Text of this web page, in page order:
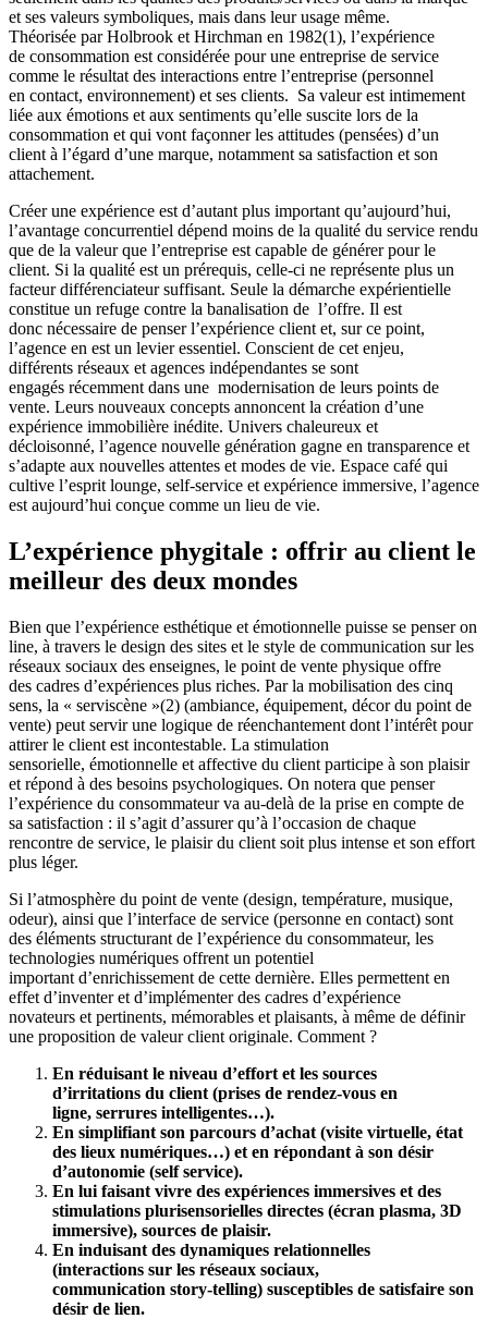
et ses valeurs symboliques, mais dans leur usage même.
Théorisée par Holbrook et Hirchman en 1982(1), l’expérience
de consommation est considérée pour une entreprise de service
comme le résultat des interactions entre l’entreprise (personnel
en contact, environnement) et ses clients. Sa valeur est intimement
liée aux émotions et aux sentiments qu’elle suscite lors de la
consommation et qui vont façonner les attitudes (pensées) d’un
client à l’égard d’une marque, notamment sa satisfaction et son
attachement.
Créer une expérience est d’autant plus important qu’aujourd’hui,
l’avantage concurrentiel dépend moins de la qualité du service rendu
que de la valeur que l’entreprise est capable de générer pour le
client. Si la qualité est un prérequis, celle-ci ne représente plus un
facteur différenciateur suffisant. Seule la démarche expérientielle
constitue un refuge contre la banalisation de l’offre. Il est
donc nécessaire de penser l’expérience client et, sur ce point,
l’agence en est un levier essentiel. Conscient de cet enjeu,
différents réseaux et agences indépendantes se sont
engagés récemment dans une modernisation de leurs points de
vente. Leurs nouveaux concepts annoncent la création d’une
expérience immobilière inédite. Univers chaleureux et
décloisonné, l’agence nouvelle génération gagne en transparence et
s’adapte aux nouvelles attentes et modes de vie. Espace café qui
cultive l’esprit lounge, self-service et expérience immersive, l’agence
est aujourd’hui conçue comme un lieu de vie.
L’expérience phygitale : offrir au client le
meilleur des deux mondes
Bien que l’expérience esthétique et émotionnelle puisse se penser on
line, à travers le design des sites et le style de communication sur les
réseaux sociaux des enseignes, le point de vente physique offre
des cadres d’expériences plus riches. Par la mobilisation des cinq
sens, la « serviscène »(2) (ambiance, équipement, décor du point de
vente) peut servir une logique de réenchantement dont l’intérêt pour
attirer le client est incontestable. La stimulation
sensorielle, émotionnelle et affective du client participe à son plaisir
et répond à des besoins psychologiques. On notera que penser
l’expérience du consommateur va au-delà de la prise en compte de
sa satisfaction : il s’agit d’assurer qu’à l’occasion de chaque
rencontre de service, le plaisir du client soit plus intense et son effort
plus léger.
Si l’atmosphère du point de vente (design, température, musique,
odeur), ainsi que l’interface de service (personne en contact) sont
des éléments structurant de l’expérience du consommateur, les
technologies numériques offrent un potentiel
important d’enrichissement de cette dernière. Elles permettent en
effet d’inventer et d’implémenter des cadres d’expérience
novateurs et pertinents, mémorables et plaisants, à même de définir
une proposition de valeur client originale. Comment ?
En réduisant le niveau d’effort et les sources
d’irritations du client (prises de rendez-vous en
ligne, serrures intelligentes…).
En simplifiant son parcours d’achat (visite virtuelle, état
des lieux numériques…) et en répondant à son désir
d’autonomie (self service).
En lui faisant vivre des expériences immersives et des
stimulations plurisensorielles directes (écran plasma, 3D
immersive), sources de plaisir.
En induisant des dynamiques relationnelles
(interactions sur les réseaux sociaux,
communication story-telling) susceptibles de satisfaire son
désir de lien.